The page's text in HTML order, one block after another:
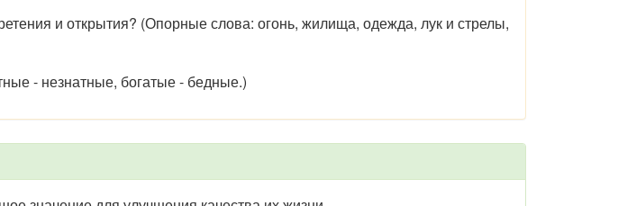
и открытия? (Опорные слова: огонь, жилища, одежда, лук и стрелы,
- незнатные, богатые - бедные.)